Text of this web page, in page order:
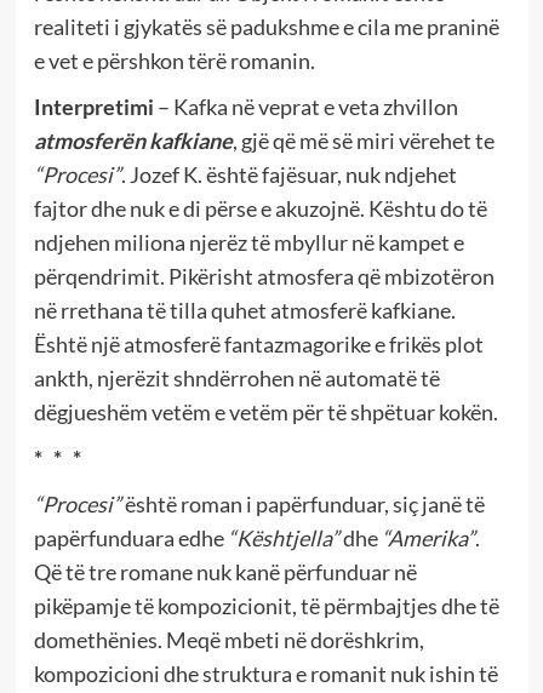
realiteti i gjykatës së padukshme e cila me praninë
e vet e përshkon tërë romanin.
Interpretimi – Kafka në veprat e veta zhvillon
atmosferën kafkiane, gjë që më së miri vërehet te
“Procesi”. Jozef K. është fajësuar, nuk ndjehet
fajtor dhe nuk e di përse e akuzojnë. Kështu do të
ndjehen miliona njerëz të mbyllur në kampet e
përqendrimit. Pikërisht atmosfera që mbizotëron
në rrethana të tilla quhet atmosferë kafkiane.
Është një atmosferë fantazmagorike e frikës plot
ankth, njerëzit shndërrohen në automatë të
dëgjueshëm vetëm e vetëm për të shpëtuar kokën.
* * *
“Procesi”është roman i papërfunduar, siç janë të
papërfunduara edhe “Kështjella”dhe “Amerika”.
Që të tre romane nuk kanë përfunduar në
pikëpamje të kompozicionit, të përmbajtjes dhe të
domethënies. Meqë mbeti në dorëshkrim,
kompozicioni dhe struktura e romanit nuk ishin të